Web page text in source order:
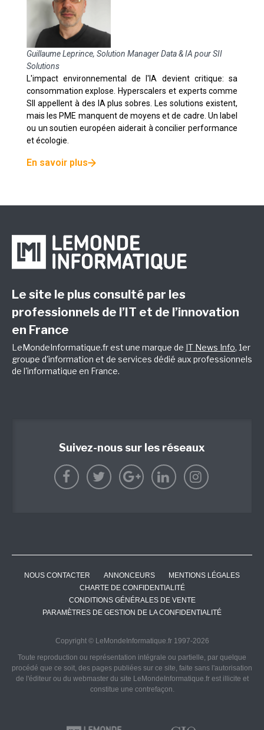
Guillaume Leprince, Solution Manager Data & IA pour SII
Solutions
L'impact environnemental de l'IA devient critique: sa
consommation explose. Hyperscalers et experts comme
SII appellent à des IA plus sobres. Les solutions existent,
mais les PME manquent de moyens et de cadre. Un label
ou un soutien européen aiderait à concilier performance
et écologie.
En savoir plus
Le site le plus consulté par les
professionnels de l’IT et de l’innovation
en France
LeMondeInformatique.fr est une marque de IT News Info, 1er
groupe d'information et de services dédié aux professionnels
de l'informatique en France.
Suivez-nous sur les réseaux
NOUS CONTACTER ANNONCEURS
MENTIONS LÉGALES
CHARTE DE CONFIDENTIALITÉ
CONDITIONS GÉNÉRALES DE VENTE
PARAMÈTRES DE GESTION DE LA CONFIDENTIALITÉ
Copyright © LeMondeInformatique.fr 1997-2026
Toute reproduction ou représentation intégrale ou partielle, par quelque
procédé que ce soit, des pages publiées sur ce site, faite sans l'autorisation
de l'éditeur ou du webmaster du site LeMondeInformatique.fr est illicite et
constitue une contrefaçon.